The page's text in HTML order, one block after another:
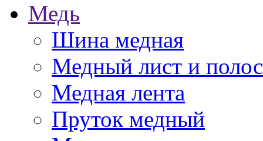
Медь
Шина медная
Медный лист и
Медная лента
Пруток медный